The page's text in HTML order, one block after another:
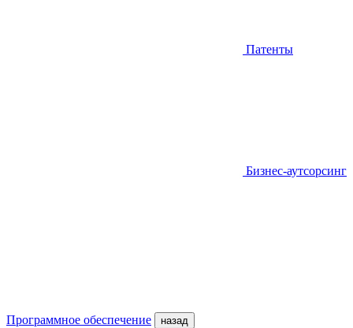
Патенты
Бизнес-аутсорсинг
Программное обеспечение назад